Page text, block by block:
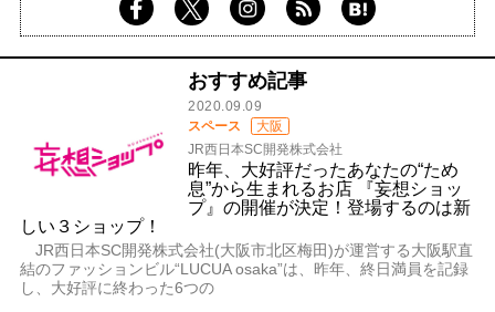
おすすめ記事
2020.09.09
スペース
大阪
JR西日本SC開発株式会社
昨年、大好評だったあなたの“ため
息”から生まれるお店 『妄想ショッ
プ』の開催が決定！登場するのは新
しい３ショップ！
JR西日本SC開発株式会社(大阪市北区梅田)が運営する大阪駅直
結のファッションビル“LUCUA osaka”は、昨年、終日満員を記録
し、大好評に終わった6つの